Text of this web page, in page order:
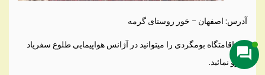
آدرس: اصفهان – خور روستای گرمه
این اقامتگاه بومگردی را میتوانید در آژانس هواپیمایی طلوع سفریاد
رزرو نمائید.